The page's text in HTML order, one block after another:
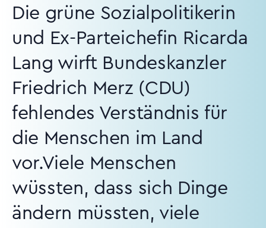
Die grüne Sozialpolitikerin
und Ex-Parteichefin Ricarda
Lang wirft Bundeskanzler
Friedrich Merz (CDU)
fehlendes Verständnis für
die Menschen im Land
vor.Viele Menschen
wüssten, dass sich Dinge
ändern müssten, viele